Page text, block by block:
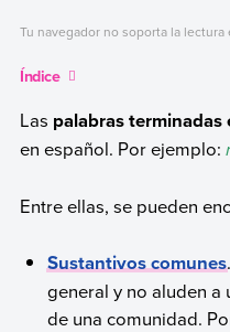
Tu navegador no soporta la lectura
Índice
Las palabras terminadas
en español. Por ejemplo:
Entre ellas, se pueden
Sustantivos comunes
general y no aluden
de una comunidad.